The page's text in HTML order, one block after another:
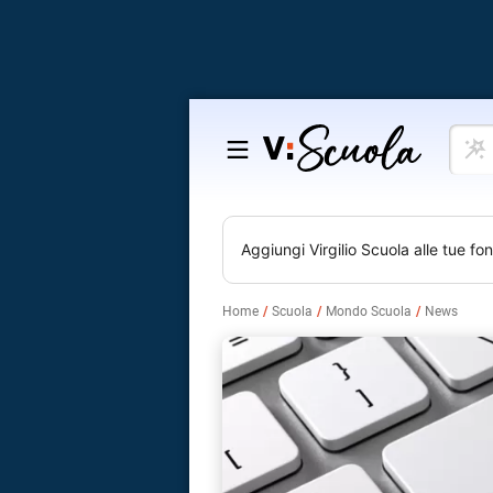
Salta
contenuto
Cosa
vuoi
Aggiungi Virgilio Scuola alle tue
Home Scuola Mondo Scuola News